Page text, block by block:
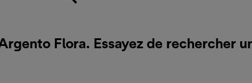
Flora. Essayez de rechercher